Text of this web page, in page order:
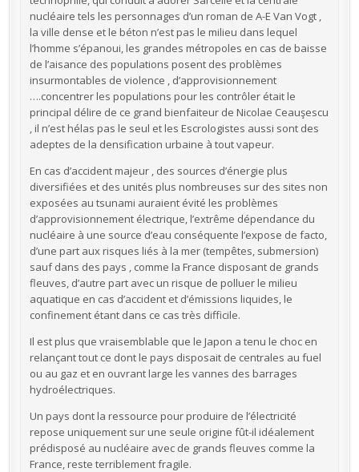
nucléaire tels les personnages d’un roman de A-E Van Vogt ,
la ville dense et le béton n’est pas le milieu dans lequel
l’homme s’épanoui, les grandes métropoles en cas de baisse
de l’aisance des populations posent des problèmes
insurmontables de violence , d’approvisionnement
….concentrer les populations pour les contrôler était le
principal délire de ce grand bienfaiteur de Nicolae Ceauşescu
, il n’est hélas pas le seul et les Escrologistes aussi sont des
adeptes de la densification urbaine à tout vapeur.
En cas d’accident majeur , des sources d’énergie plus
diversifiées et des unités plus nombreuses sur des sites non
exposées au tsunami auraient évité les problèmes
d’approvisionnement électrique, l’extrême dépendance du
nucléaire à une source d’eau conséquente l’expose de facto,
d’une part aux risques liés à la mer (tempêtes, submersion)
sauf dans des pays , comme la France disposant de grands
fleuves, d’autre part avec un risque de polluer le milieu
aquatique en cas d’accident et d’émissions liquides, le
confinement étant dans ce cas très difficile.
Il est plus que vraisemblable que le Japon a tenu le choc en
relançant tout ce dont le pays disposait de centrales au fuel
ou au gaz et en ouvrant large les vannes des barrages
hydroélectriques.
Un pays dont la ressource pour produire de l’électricité
repose uniquement sur une seule origine fût-il idéalement
prédisposé au nucléaire avec de grands fleuves comme la
France, reste terriblement fragile.